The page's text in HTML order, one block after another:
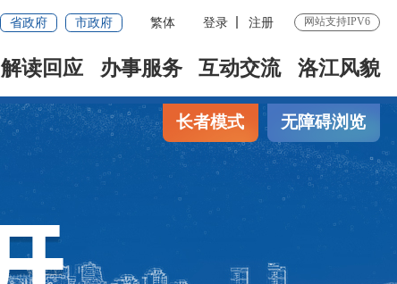
省政府 市政府 繁体 登录 注册 网站支持IPV6
解读回应 办事服务 互动交流 洛江风貌
长者模式 无障碍浏览